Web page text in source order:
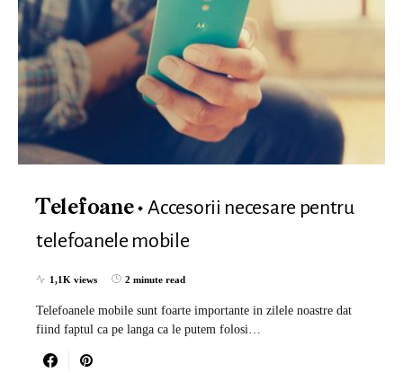
Telefoane
Accesorii necesare pentru
telefoanele mobile
1,1K views 2 minute read
Telefoanele mobile sunt foarte importante in zilele noastre dat
fiind faptul ca pe langa ca le putem folosi…